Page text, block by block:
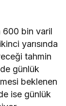
600 bin varil
yarısında
tahmin
günlük
beklenen
ise günlük